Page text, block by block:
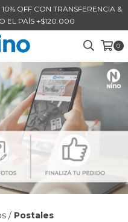
OFF CON TRANSFERENCIA &
EL PAÍS +$120.000
0
/ Postales